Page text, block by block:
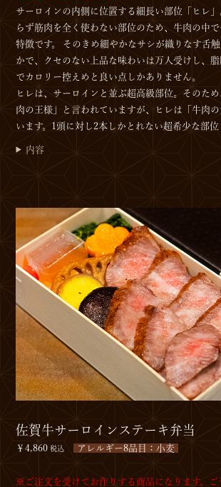
サーロインの内側に位置する細長い部位「ヒレ
らず筋肉を全く使わない部位のため、牛肉の中
特徴です。 そのきめ細やかなサシが織りなす舌
かで、クセのない上品な味わいは万人受けし、
でカロリー控えめと良い点しかありません。
ヒレは、サーロインと並ぶ超高級部位。そのた
肉の王様」と言われていますが、ヒレは「牛肉
います。1頭に対し2本しかとれない超希少な部位
内容
佐賀牛サーロインステーキ弁当
￥4,860 税込 アレルギー8品目：小麦
※ご注文を受けてお作りする商品になります。ご